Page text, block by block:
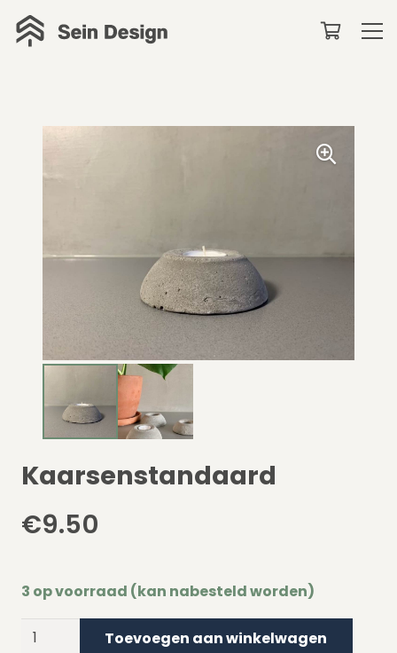
Kaarsenstandaard
€9.50
3 op voorraad (kan nabesteld worden)
KaarsenstandaardToevoegen aan winkelwagen